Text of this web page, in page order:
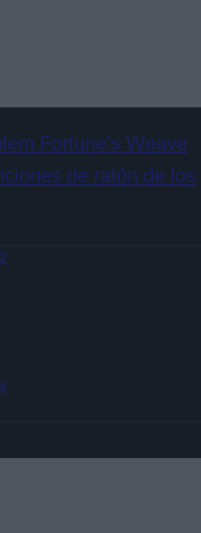
Fortune’s Weave
de ratón de los